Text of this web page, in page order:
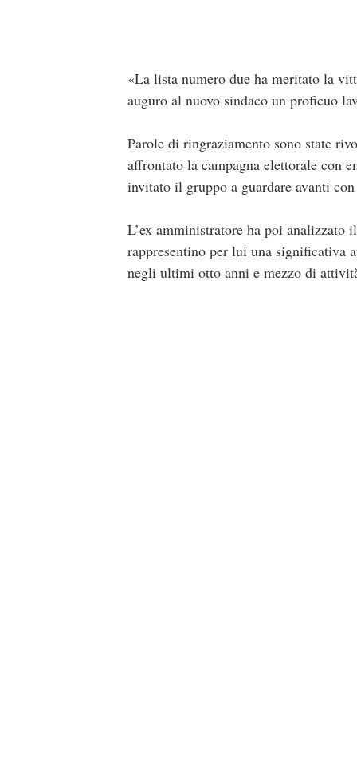
«La lista numero due ha meritato la
auguro al nuovo sindaco un proficuo
Parole di ringraziamento sono state
affrontato la campagna elettorale con
invitato il gruppo a guardare avanti
L’ex amministratore ha poi
rappresentino per lui una significativa
negli ultimi otto anni e mezzo di